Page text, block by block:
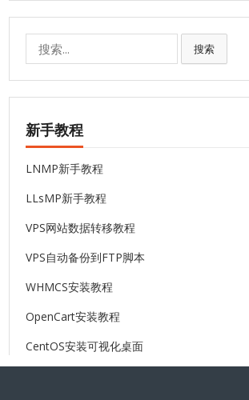
搜索
新手教程
LNMP新手教程
LLsMP新手教程
VPS网站数据转移教程
VPS自动备份到FTP脚本
WHMCS安装教程
OpenCart安装教程
CentOS安装可视化桌面